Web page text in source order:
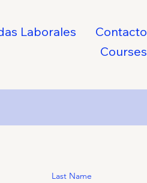
Laborales
Contacto
Courses
Last Name